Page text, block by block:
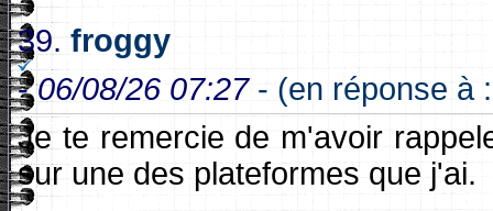
39. froggy
-06/08/26 07:27 - (en réponse à
Je te remercie de m'avoir
sur une des plateformes que j'ai.